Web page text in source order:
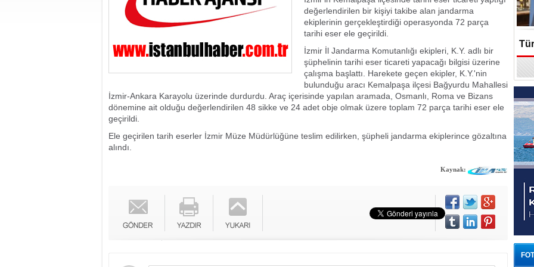
değerlendirilen bir kişiyi takibe alan jandarma
ekiplerinin gerçekleştirdiği operasyonda 72 parça
tarihi eser ele geçirildi.
İzmir İl Jandarma Komutanlığı ekipleri, K.Y. adlı bir
şüphelinin tarihi eser ticareti yapacağı bilgisi üzerine
çalışma başlattı. Harekete geçen ekipler, K.Y.'nin
bulunduğu aracı Kemalpaşa ilçesi Bağyurdu Mahallesi
İzmir-Ankara Karayolu üzerinde durdurdu. Araç içerisinde yapılan aramada, Osmanlı, Roma ve Bizans
dönemine ait olduğu değerlendirilen 48 sikke ve 24 adet obje olmak üzere toplam 72 parça tarihi eser ele
geçirildi.
Ele geçirilen tarih eserler İzmir Müze Müdürlüğüne teslim edilirken, şüpheli jandarma ekiplerince gözaltına
alındı.
Kaynak: